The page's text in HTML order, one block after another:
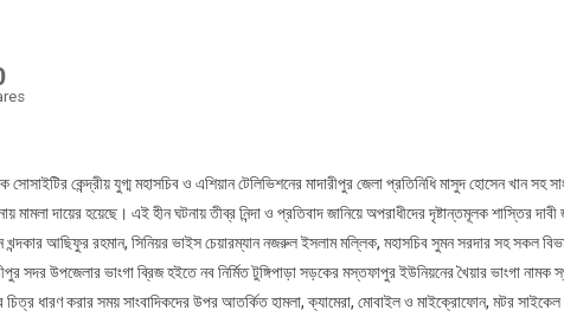
ক্যামেরা
ভাংচুর,
বিএমএসএস’র
সোসাইটির কেন্দ্রীয় যুগ্ম মহাসচিব ও এশিয়ান টেলিভিশনের মাদারীপুর জেলা প্রতিনিধি মাসুদ হোসেন খান সহ
মামলা দায়ের হয়েছে। এই হীন ঘটনায় তীব্র নিন্দা ও প্রতিবাদ জানিয়ে অপরাধীদের দৃষ্টান্তমূলক শাস্তির দাবী
খন্দকার আছিফুর রহমান, সিনিয়র ভাইস চেয়ারম্যান নজরুল ইসলাম মল্লিক, মহাসচিব সুমন সরদার সহ সকল
সদর উপজেলার ভাংগা ব্রিজ হইতে নব নির্মিত টুঙ্গিপাড়া সড়কের মস্তফাপুর ইউনিয়নের খৈয়ার ভাংগা
চিত্র ধারণ করার সময় সাংবাদিকদের উপর আতর্কিত হামলা, ক্যামেরা, মোবাইল ও মাইক্রোফোন, মটর সাইকেল